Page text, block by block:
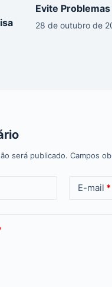
Evite
28 de outubro de
será publicado. Campos
E-mail *